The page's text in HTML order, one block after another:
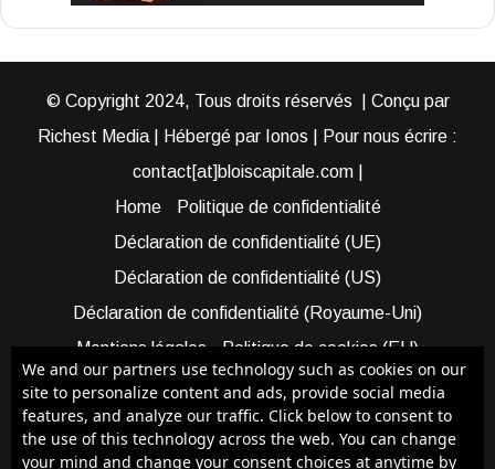
© Copyright 2024, Tous droits réservés | Conçu par
Richest Media | Hébergé par Ionos | Pour nous écrire :
contact[at]bloiscapitale.com |
Home
Politique de confidentialité
Déclaration de confidentialité (UE)
Déclaration de confidentialité (US)
Déclaration de confidentialité (Royaume-Uni)
Mentions légales
Politique de cookies (EU)
Cookie Policy (AUS)
Cookie Policy (US)
Qui sommes-nous ?
Participer à Blois Capitale
Bénéficier d’une assistance
We and our partners use technology such as cookies on our
site to personalize content and ads, provide social media
features, and analyze our traffic. Click below to consent to
the use of this technology across the web. You can change
your mind and change your consent choices at anytime by